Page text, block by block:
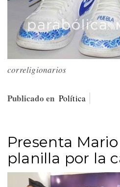
correligionarios
Publicado en Política
Presenta
planilla por la